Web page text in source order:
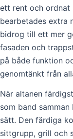
ett rent och ordnat
bearbetades extra
bidrog till ett mer
fasaden och
på både funktion
genomtänkt från
När altanen
som band
sätt. Den färdiga
sittgrupp, grill och